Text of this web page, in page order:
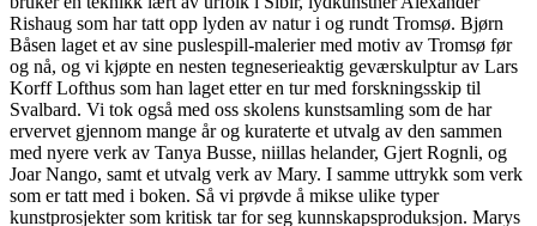
Rishaug som har tatt opp lyden av natur i og rundt Tromsø. Bjørn
Båsen laget et av sine puslespill-malerier med motiv av Tromsø før
og nå, og vi kjøpte en nesten tegneserieaktig geværskulptur av Lars
Korff Lofthus som han laget etter en tur med forskningsskip til
Svalbard. Vi tok også med oss skolens kunstsamling som de har
ervervet gjennom mange år og kuraterte et utvalg av den sammen
med nyere verk av Tanya Busse, niillas helander, Gjert Rognli, og
Joar Nango, samt et utvalg verk av Mary. I samme uttrykk som verk
som er tatt med i boken. Så vi prøvde å mikse ulike typer
kunstprosjekter som kritisk tar for seg kunnskapsproduksjon. Marys